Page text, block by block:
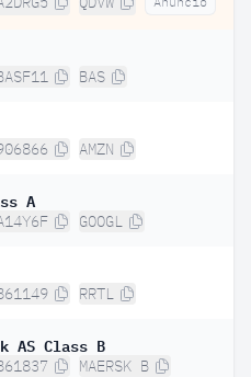
BAS
AMZN
A
GOOGL
RRTL
AS Class B
MAERSK B